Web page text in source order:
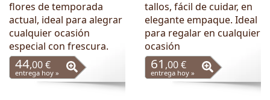
flores de temporada
actual, ideal para alegrar
cualquier ocasión
especial con frescura.
44,00 €
entrega hoy »
tallos, fácil de cuidar, en
elegante empaque. Ideal
para regalar en cualquier
ocasión
61 ,00 €
entrega hoy »